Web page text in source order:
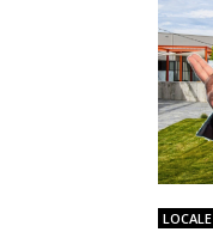
LOCALE